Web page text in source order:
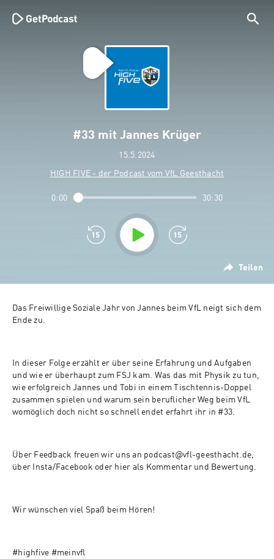
#33 mit Jannes Krüger
15.5.2024
HIGH FIVE - der Podcast vom VfL Geesthacht
Teilen
0:00 30:30
Das Freiwillige Soziale Jahr von Jannes beim VfL neigt sich dem
Ende zu.
In dieser Folge erzählt er über seine Erfahrung und Aufgaben
und wie er überhaupt zum FSJ kam. Was das mit Physik zu tun,
wie erfolgreich Jannes und Tobi in einem Tischtennis-Doppel
zusammen spielen und warum sein beruflicher Weg beim VfL
womöglich doch nicht so schnell endet erfahrt ihr in #33.
Über Feedback freuen wir uns an podcast@vfl-geesthacht.de,
über Insta/Facebook oder hier als Kommentar und Bewertung.
Wir wünschen viel Spaß beim Hören!
#highfive #meinvfl